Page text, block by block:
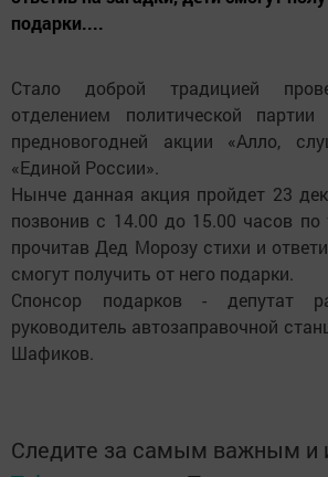
подарки....
Стало доброй традицией
отделением политической
предновогодней акции «Алло,
«Единой России».
Нынче данная акция пройдет 23
позвонив с 14.00 до 15.00 часов по
прочитав Дед Морозу стихи и
смогут получить от него подарки.
Спонсор подарков - депутат
руководитель автозаправочной
Шафиков.
Следите за самым важным и